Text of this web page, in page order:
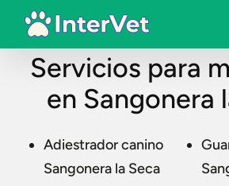
Servicios para
en Sangonera
Adiestrador canino
Sangonera la Seca